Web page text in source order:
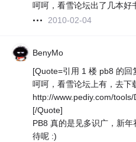
呵呵，看雪论坛出了几本好
2010-02-04
BenyMo
[Quote=引用 1 楼 pb8 的回
呵呵，看雪论坛上有，去下
http://www.pediy.com/
[/Quote]
PB8 真的是见多识广，新
待呢 :)